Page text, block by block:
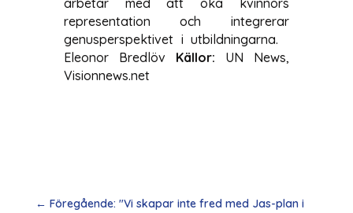
representation och integrerar
genusperspektivet i utbildningarna.
Eleonor Bredlöv Källor: UN News,
Visionnews.net
← Föregående: "Vi skapar inte fred med Jas-plan i